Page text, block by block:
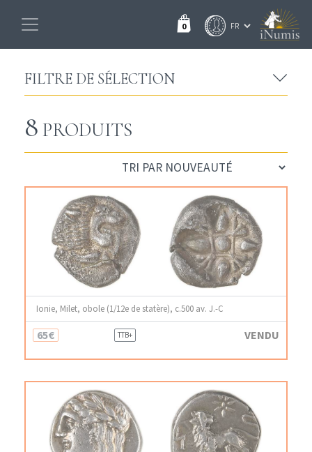
0
FILTRE DE SÉLECTION
8 PRODUITS
Ionie, Milet, obole (1/12e de statère), c.500 av. J.-C
65€ TTB+ VENDU